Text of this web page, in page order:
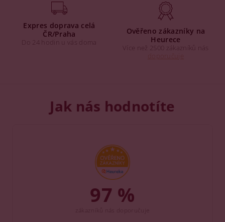
Expres doprava celá
ČR/Praha
Do 24 hodin u vás doma
Ověřeno zákazníky na
Heurece
Více než 2500 zákazníků nás
Jak nás hodnotíte
97 %